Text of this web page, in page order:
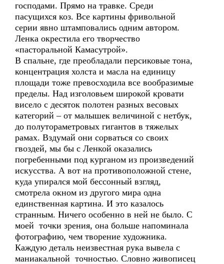
господами. Прямо на травке. Среди
пасущихся коз. Все картины фривольной
серии явно штамповались одним автором.
Ленка окрестила его творчество
«пасторальной Камасутрой».
В спальне, где преобладали персиковые тона,
концентрация холста и масла на единицу
площади тоже превосходила все вообразимые
пределы. Над изголовьем широкой кровати
висело с десяток полотен разных весовых
категорий – от малышек величиной с нетбук,
до полутораметровых гигантов в тяжелых
рамах. Вздумай они сорваться со своих
гвоздей, мы бы с Ленкой оказались
погребенными под курганом из произведений
искусства. А вот на противоположной стене,
куда упирался мой бессонный взгляд,
смотрела окном из другого мира одна
единственная картина. И это казалось
странным. Ничего особенно в ней не было. С
моей точки зрения, она больше напоминала
фотографию, чем творение художника.
Каждую деталь неизвестная рука вывела с
маниакальной точностью. Словно живописец